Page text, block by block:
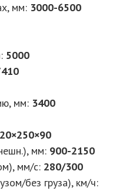
мм: 3000-6500
5000
мм: 3400
мм: 900-2150
мм/с: 280/300
без груза), км/ч: